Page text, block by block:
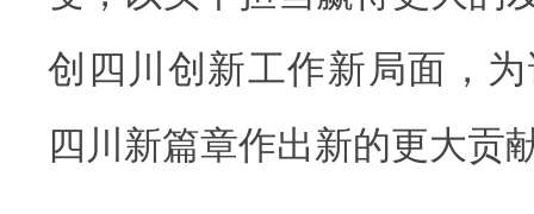
创四川创新工作新局面，
四川新篇章作出新的更大贡